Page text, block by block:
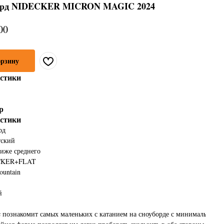
NIDECKER MICRON MAGIC 2024
среднего
самых маленьких с катанием на сноуборде с